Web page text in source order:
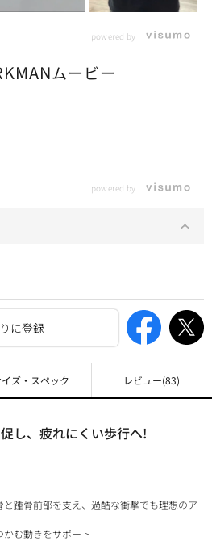
に登録
powered by
ムービー
powered by
し、疲れにくい歩行へ!
と踵骨前部を支え、過酷な衝撃でも理想のア
かむ動きをサポート
ズ・スペック レビュー(83)